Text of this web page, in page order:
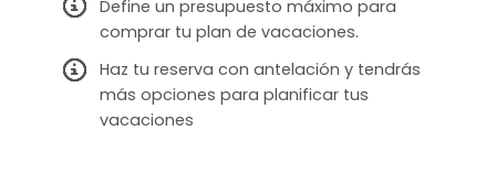
Define un presupuesto máximo para
comprar tu plan de vacaciones.
Haz tu reserva con antelación y tendrás
más opciones para planificar tus
vacaciones